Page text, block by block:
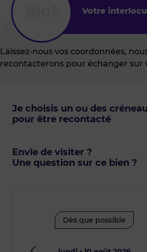
Votre
Laissez-nous vos coordonnées,
recontacterons pour échanger sur
Je choisis un ou des
pour être recontacté
Envie de visiter ?
Une question sur ce bien ?
Dès que possible